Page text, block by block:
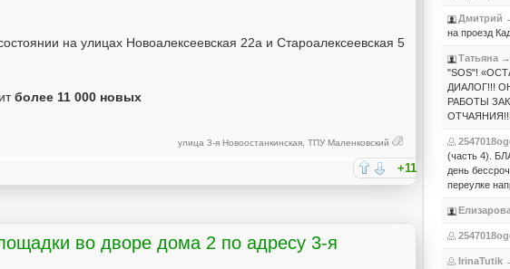
на улицах Новоалексеевская 22а и Староалексеевская 5
более 11 000 новых
улица 3-я Новоостанкинская ТПУ Маленковский
+11
во дворе дома 2 по адресу 3-я
Дмитрий
на проезд
Татьяна→
"SOS"!
ДИАЛОГ!!!
РАБОТЫ
(часть 4).
день
переулке
IrinaTutik